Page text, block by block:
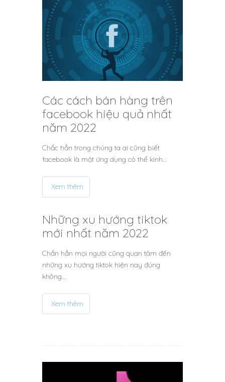
Các cách bán hàng trên
facebook hiệu quả nhất
năm 2022
Chắc hẳn trong chúng ta ai cũng biết
facebook là một ứng dụng có thể kinh…
Xem thêm
Những xu hướng tiktok
mới nhất năm 2022
Chắn hẳn mọi người cũng quan tâm đến
những xu hướng tiktok hiện nay đúng
không…
Xem thêm